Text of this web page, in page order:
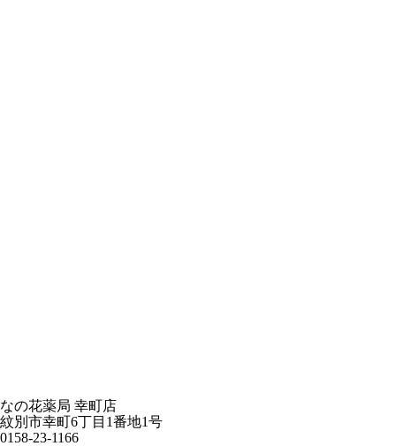
なの花薬局 幸町店
紋別市幸町6丁目1番地1号
0158-23-1166